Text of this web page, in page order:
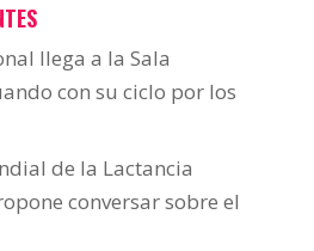
llega a la Sala
con su ciclo por los
de la Lactancia
conversar sobre el